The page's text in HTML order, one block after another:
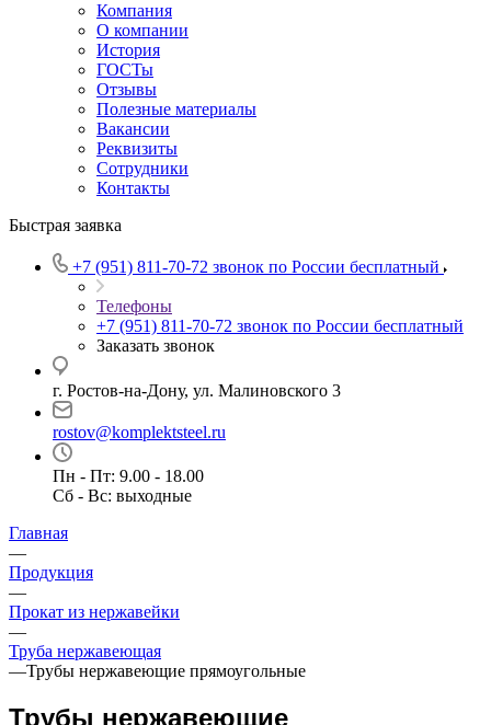
Компания
О компании
История
ГОСТы
Отзывы
Полезные материалы
Вакансии
Реквизиты
Сотрудники
Контакты
Быстрая заявка
+7 (951) 811-70-72 звонок по России бесплатный
Телефоны
+7 (951) 811-70-72 звонок по России бесплатный
Заказать звонок
г. Ростов-на-Дону, ул. Малиновского 3
rostov@komplektsteel.ru
Пн - Пт: 9.00 - 18.00
Сб - Вс: выходные
Главная
—
Продукция
—
Прокат из нержавейки
—
Труба нержавеющая
—Трубы нержавеющие прямоугольные
Трубы нержавеющие